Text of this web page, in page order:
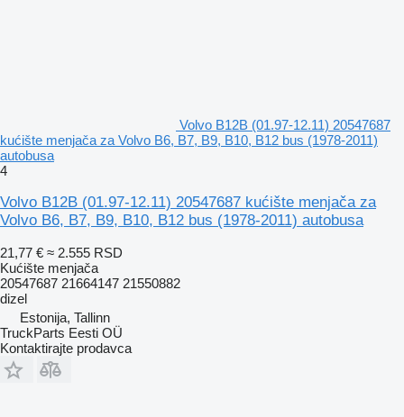
Volvo B12B (01.97-12.11) 20547687
kućište menjača za Volvo B6, B7, B9, B10, B12 bus (1978-2011)
autobusa
4
Volvo B12B (01.97-12.11) 20547687 kućište menjača za
Volvo B6, B7, B9, B10, B12 bus (1978-2011) autobusa
21,77 € ≈ 2.555 RSD
Kućište menjača
20547687 21664147 21550882
dizel
Estonija, Tallinn
TruckParts Eesti OÜ
Kontaktirajte prodavca